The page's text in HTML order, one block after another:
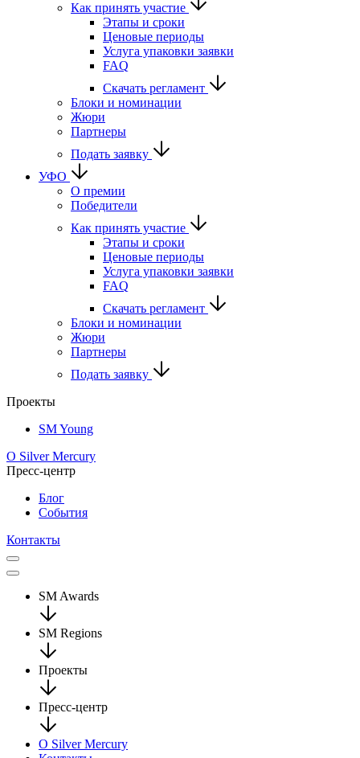
Как принять участие
Этапы и сроки
Ценовые периоды
Услуга упаковки заявки
FAQ
Скачать регламент
Блоки и номинации
Жюри
Партнеры
Подать заявку
УФО
О премии
Победители
Как принять участие
Этапы и сроки
Ценовые периоды
Услуга упаковки заявки
FAQ
Скачать регламент
Блоки и номинации
Жюри
Партнеры
Подать заявку
Проекты
SM Young
О Silver Mercury
Пресс-центр
Блог
События
Контакты
SM Awards
SM Regions
Проекты
Пресс-центр
О Silver Mercury